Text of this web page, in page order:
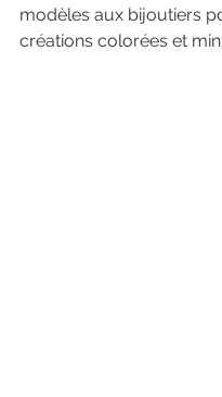
modèles aux bijoutiers
créations colorées et